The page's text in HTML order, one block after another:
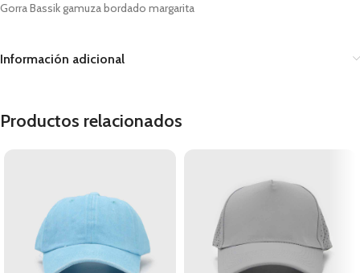
Gorra Bassik gamuza bordado margarita
Información adicional
Productos relacionados